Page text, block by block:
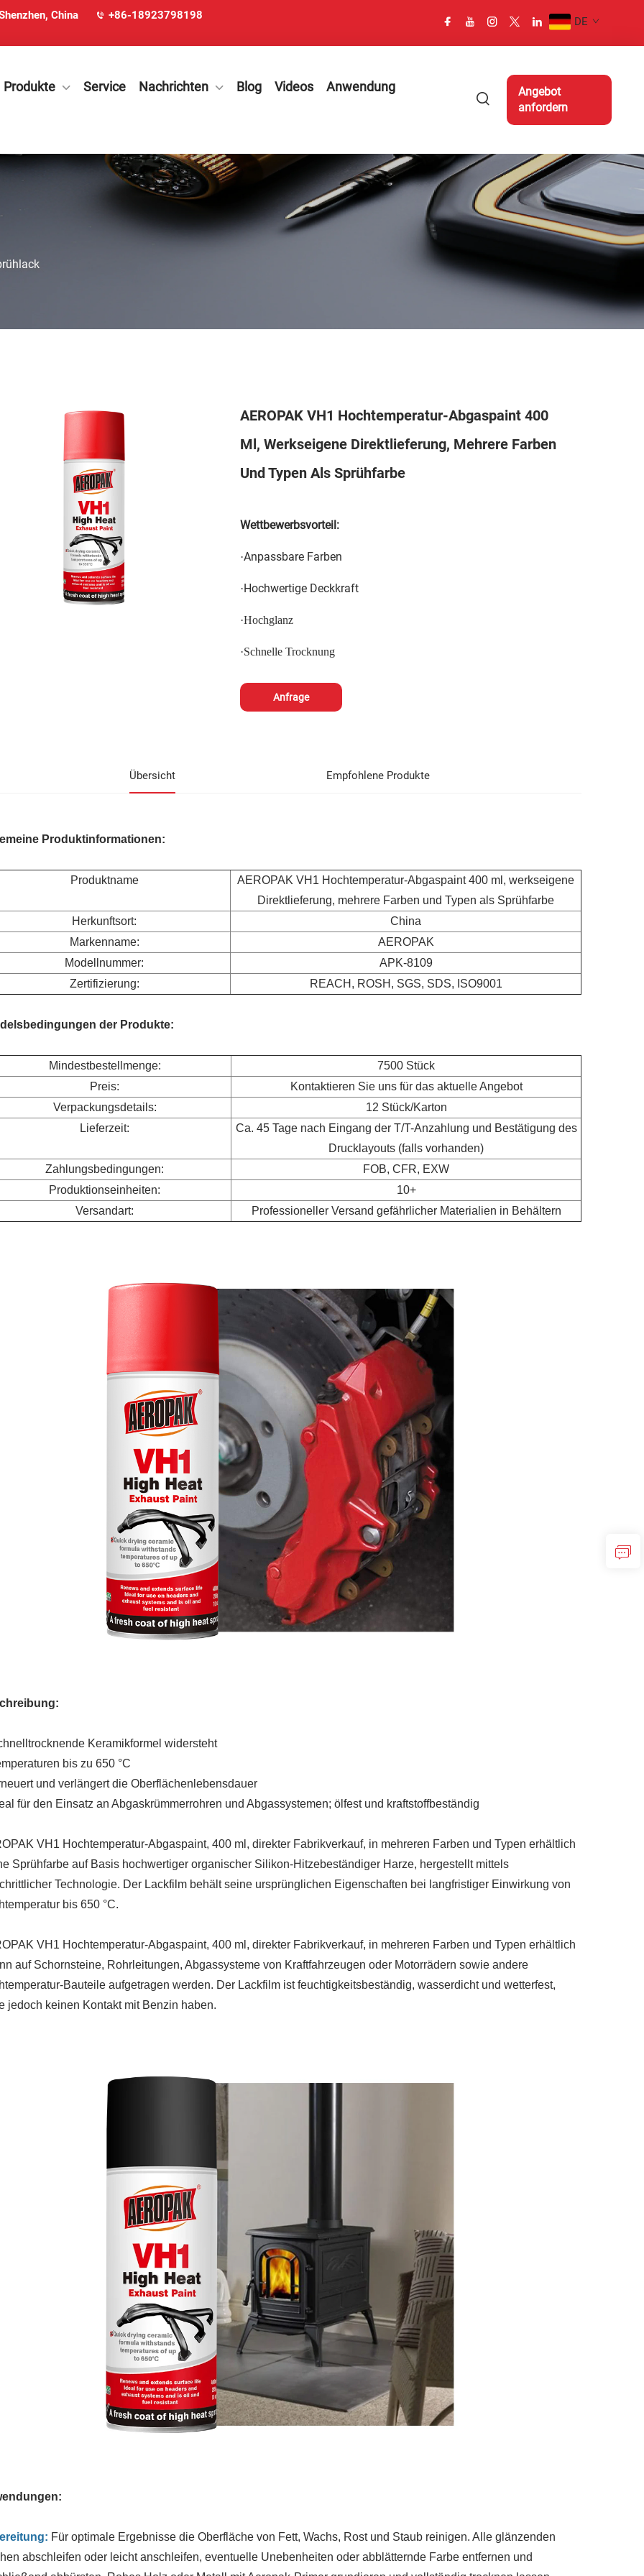
China +86-18923798198 DE
Produkte Service Nachrichten Blog Videos Anwendung
Angebot
anfordern
AEROPAK VH1 Hochtemperatur-Abgaspaint 400
Ml, Werkseigene Direktlieferung, Mehrere Farben
Und Typen Als Sprühfarbe
Wettbewerbsvorteil:
·Anpassbare Farben
·Hochwertige Deckkraft
·Hochglanz
·Schnelle Trocknung
Anfrage
Übersicht Empfohlene Produkte
Produktinformationen:
Produktname
AEROPAK VH1 Hochtemperatur-Abgaspaint 400 ml, werkseigene
Direktlieferung, mehrere Farben und Typen als Sprühfarbe
Herkunftsort:
China
Markenname:
AEROPAK
Modellnummer:
APK-8109
Zertifizierung:
REACH, ROSH, SGS, SDS, ISO9001
der Produkte:
Mindestbestellmenge:
7500 Stück
Preis:
Kontaktieren Sie uns für das aktuelle Angebot
Verpackungsdetails:
12 Stück/Karton
Lieferzeit:
Ca. 45 Tage nach Eingang der T/T-Anzahlung und Bestätigung des
Drucklayouts (falls vorhanden)
Zahlungsbedingungen:
FOB, CFR, EXW
Produktionseinheiten:
10+
Versandart:
Professioneller Versand gefährlicher Materialien in Behältern
Keramikformel widersteht
bis zu 650 °C
und verlängert die Oberflächenlebensdauer
für den Einsatz an Abgaskrümmerrohren und Abgassystemen; ölfest und kraftstoffbeständig
VH1 Hochtemperatur-Abgaspaint, 400 ml, direkter Fabrikverkauf, in mehreren Farben und Typen erhältlich
Sprühfarbe auf Basis hochwertiger organischer Silikon-Hitzebeständiger Harze, hergestellt mittels
Technologie. Der Lackfilm behält seine ursprünglichen Eigenschaften bei langfristiger Einwirkung von
bis 650 °C.
VH1 Hochtemperatur-Abgaspaint, 400 ml, direkter Fabrikverkauf, in mehreren Farben und Typen erhältlich
auf Schornsteine, Rohrleitungen, Abgassysteme von Kraftfahrzeugen oder Motorrädern sowie andere
Bauteile aufgetragen werden. Der Lackfilm ist feuchtigkeitsbeständig, wasserdicht und wetterfest,
jedoch keinen Kontakt mit Benzin haben.
Für optimale Ergebnisse die Oberfläche von Fett, Wachs, Rost und Staub reinigen. Alle glänzenden
abschleifen oder leicht anschleifen, eventuelle Unebenheiten oder abblätternde Farbe entfernen und